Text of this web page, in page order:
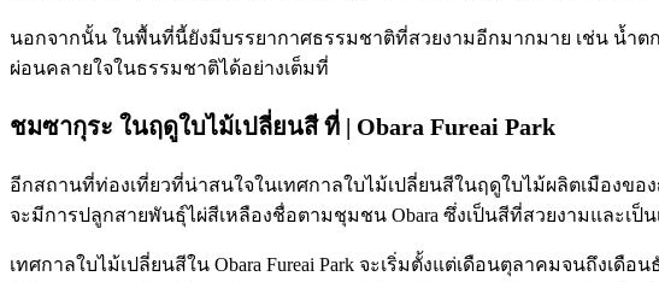
นอกจากนั้น ในพื้นที่นี้ยังมีบรรยากาศธรรมชาติที่สวยงามอีกมากมาย เช่น น้ำ
ผ่อนคลายใจในธรรมชาติได้อย่างเต็มที่
ชมซากุระ ในฤดูใบไม้เปลี่ยนสี ที่ | Obara Fureai Park
อีกสถานที่ท่องเที่ยวที่น่าสนใจในเทศกาลใบไม้เปลี่ยนสีในฤดูใบไม้ผลิตเมืองของ
จะมีการปลูกสายพันธุ์ไผ่สีเหลืองชื่อตามชุมชน Obara ซึ่งเป็นสีที่สวยงามและเ
เทศกาลใบไม้เปลี่ยนสีใน Obara Fureai Park จะเริ่มตั้งแต่เดือนตุลาคมจนถึง